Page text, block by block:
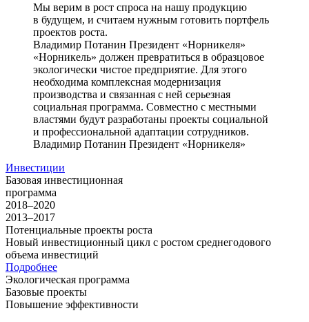
Мы верим в рост спроса на нашу продукцию
в будущем, и считаем нужным готовить портфель
проектов роста.
Владимир Потанин Президент «Норникеля»
«Норникель» должен превратиться в образцовое
экологически чистое предприятие. Для этого
необходима комплексная модернизация
производства и связанная с ней серьезная
социальная программа. Совместно с местными
властями будут разработаны проекты социальной
и профессиональной адаптации сотрудников.
Владимир Потанин Президент «Норникеля»
Инвестиции
Базовая инвестиционная
программа
2018–2020
2013–2017
Потенциальные проекты роста
Новый инвестиционный цикл с ростом среднегодового
объема инвестиций
Подробнее
Экологическая программа
Базовые проекты
Повышение эффективности